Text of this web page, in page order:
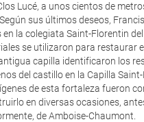
Lucé, a unos cientos de
sus últimos deseos,
la colegiata Saint-Florentin
se utilizaron para restaurar
capilla identificaron los
del castillo en la Capilla
de esta fortaleza fueron
en diversas ocasiones,
de Amboise-Chaumont.
vivo
casi todas las compañías
directamente en los
con una compañía low cost,
de embarque (que deberás
en el mismo aeropuerto.